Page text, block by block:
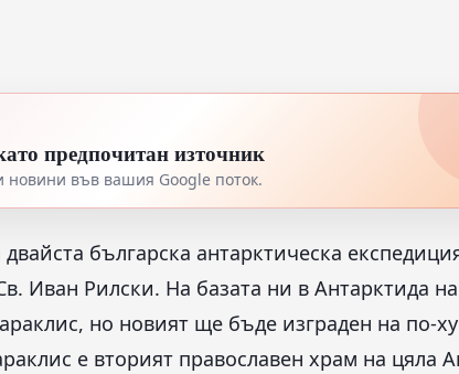
предпочитан източник
във вашия Google поток.
българска антарктическа
Иван Рилски. На базата ни в Антарктида
но новият ще бъде изграден на по-
е вторият православен храм на цяла